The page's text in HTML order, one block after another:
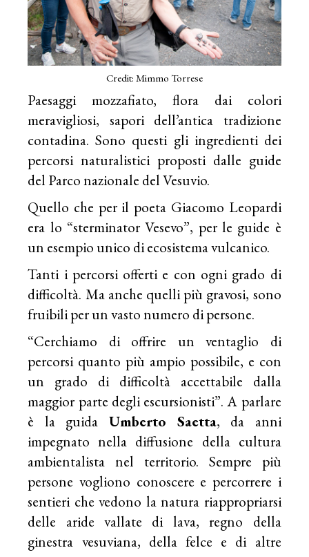
Credit: Mimmo Torrese
Paesaggi mozzafiato, flora dai colori
meravigliosi, sapori dell’antica tradizione
contadina. Sono questi gli ingredienti dei
percorsi naturalistici proposti dalle guide
del Parco nazionale del Vesuvio.
Quello che per il poeta Giacomo Leopardi
era lo “sterminator Vesevo”, per le guide è
un esempio unico di ecosistema vulcanico.
Tanti i percorsi offerti e con ogni grado di
difficoltà. Ma anche quelli più gravosi, sono
fruibili per un vasto numero di persone.
“Cerchiamo di offrire un ventaglio di
percorsi quanto più ampio possibile, e con
un grado di difficoltà accettabile dalla
maggior parte degli escursionisti”. A parlare
è la guida Umberto Saetta, da anni
impegnato nella diffusione della cultura
ambientalista nel territorio. Sempre più
persone vogliono conoscere e percorrere i
sentieri che vedono la natura riappropriarsi
delle aride vallate di lava, regno della
ginestra vesuviana, della felce e di altre